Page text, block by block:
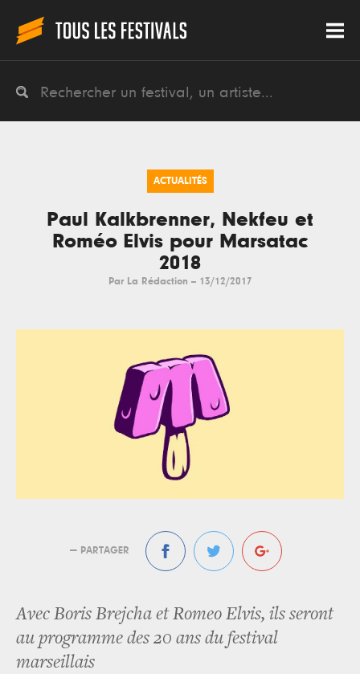
ACTUALITÉS
Paul Kalkbrenner, Nekfeu et
Roméo Elvis pour Marsatac
2018
Par La Rédaction -- 13/12/2017
— PARTAGER
Avec Boris Brejcha et Romeo Elvis, ils seront
au programme des 20 ans du festival
marseillais